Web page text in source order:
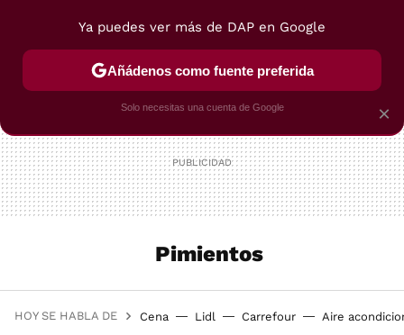
POSTRES VIAJES SELECCIÓN VEGUI
Pimientos
HOY SE HABLA DE Cena Lidl Carrefour Aire
×
Ya puedes ver más de DAP en Google
Añádenos como fuente preferida
Solo necesitas una cuenta de Google